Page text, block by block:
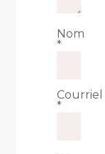
Nom
*
Courriel
*